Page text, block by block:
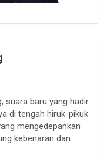
suara baru yang hadir
di tengah hiruk-pikuk
mengedepankan
kebenaran dan